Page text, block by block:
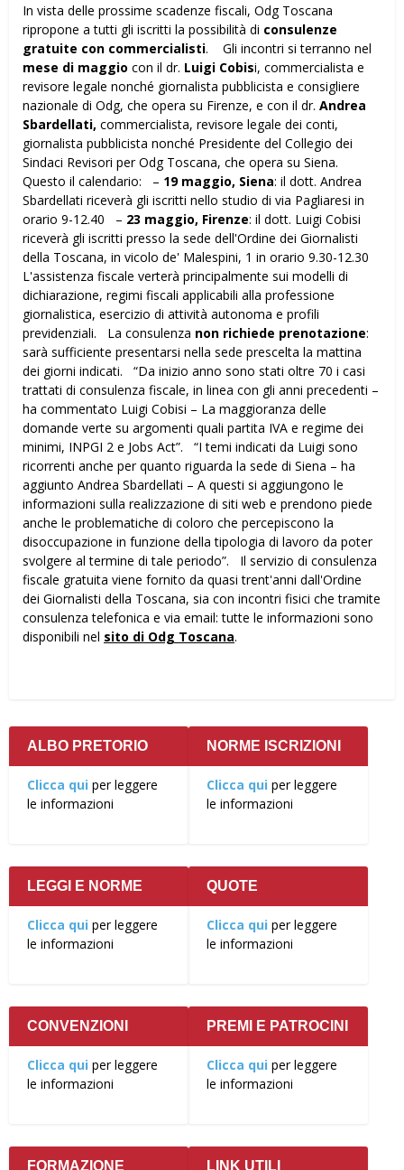
In vista delle prossime scadenze fiscali, Odg Toscana
ripropone a tutti gli iscritti la possibilità di consulenze
gratuite con commercialisti. Gli incontri si terranno nel
mese di maggio con il dr. Luigi Cobisi, commercialista e
revisore legale nonché giornalista pubblicista e consigliere
nazionale di Odg, che opera su Firenze, e con il dr. Andrea
Sbardellati, commercialista, revisore legale dei conti,
giornalista pubblicista nonché Presidente del Collegio dei
Sindaci Revisori per Odg Toscana, che opera su Siena.
Questo il calendario: – 19 maggio, Siena: il dott. Andrea
Sbardellati riceverà gli iscritti nello studio di via Pagliaresi in
orario 9-12.40 – 23 maggio, Firenze: il dott. Luigi Cobisi
riceverà gli iscritti presso la sede dell'Ordine dei Giornalisti
della Toscana, in vicolo de' Malespini, 1 in orario 9.30-12.30
L'assistenza fiscale verterà principalmente sui modelli di
dichiarazione, regimi fiscali applicabili alla professione
giornalistica, esercizio di attività autonoma e profili
previdenziali. La consulenza non richiede prenotazione:
sarà sufficiente presentarsi nella sede prescelta la mattina
dei giorni indicati. “Da inizio anno sono stati oltre 70 i casi
trattati di consulenza fiscale, in linea con gli anni precedenti –
ha commentato Luigi Cobisi – La maggioranza delle
domande verte su argomenti quali partita IVA e regime dei
minimi, INPGI 2 e Jobs Act”. “I temi indicati da Luigi sono
ricorrenti anche per quanto riguarda la sede di Siena – ha
aggiunto Andrea Sbardellati – A questi si aggiungono le
informazioni sulla realizzazione di siti web e prendono piede
anche le problematiche di coloro che percepiscono la
disoccupazione in funzione della tipologia di lavoro da poter
svolgere al termine di tale periodo”. Il servizio di consulenza
fiscale gratuita viene fornito da quasi trent'anni dall'Ordine
dei Giornalisti della Toscana, sia con incontri fisici che tramite
consulenza telefonica e via email: tutte le informazioni sono
disponibili nel sito di Odg Toscana.
ALBO PRETORIO
Clicca qui per leggere
le informazioni
NORME ISCRIZIONI
Clicca qui per leggere
le informazioni
LEGGI E NORME
Clicca qui per leggere
le informazioni
QUOTE
Clicca qui per leggere
le informazioni
CONVENZIONI
Clicca qui per leggere
le informazioni
PREMI E PATROCINI
Clicca qui per leggere
le informazioni
FORMAZIONE LINK UTILI